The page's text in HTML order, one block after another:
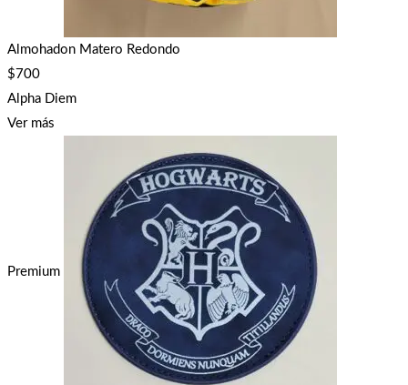
Almohadon Matero Redondo
$700
Alpha Diem
Ver más
Premium